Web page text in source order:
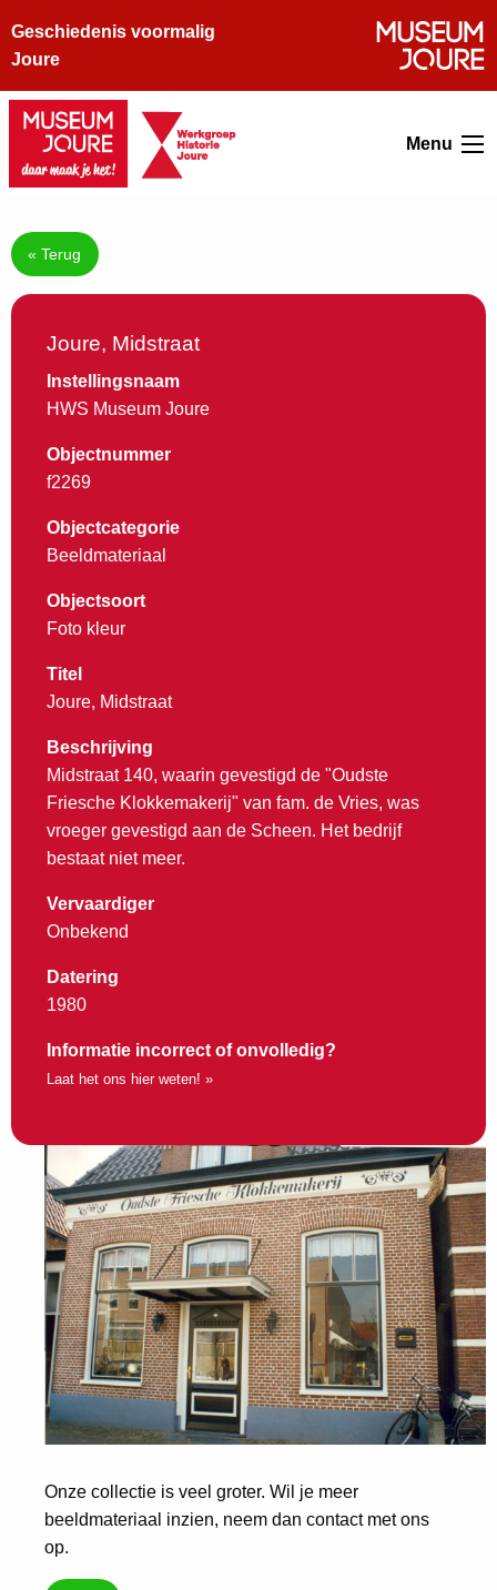
Geschiedenis voormalig
Joure
Menu
« Terug
Joure, Midstraat
Instellingsnaam
HWS Museum Joure
Objectnummer
f2269
Objectcategorie
Beeldmateriaal
Objectsoort
Foto kleur
Titel
Joure, Midstraat
Beschrijving
Midstraat 140, waarin gevestigd de "Oudste
Friesche Klokkemakerij" van fam. de Vries, was
vroeger gevestigd aan de Scheen. Het bedrijf
bestaat niet meer.
Vervaardiger
Onbekend
Datering
1980
Informatie incorrect of onvolledig?
Laat het ons hier weten! »
Onze collectie is veel groter. Wil je meer
beeldmateriaal inzien, neem dan contact met ons
op.